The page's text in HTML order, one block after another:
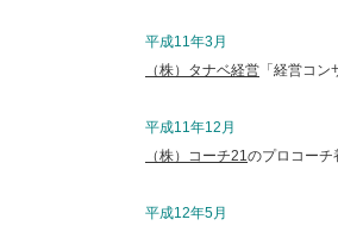
平成11年3月
（株）タナベ経営 「経営コ
平成11年12月
（株）コーチ21のプロコーチ
平成12年5月